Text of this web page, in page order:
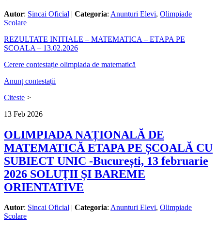
Autor: Sincai Oficial | Categoria: Anunturi Elevi, Olimpiade
Scolare
REZULTATE INITIALE – MATEMATICA – ETAPA PE
SCOALA – 13.02.2026
Cerere contestație olimpiada de matematică
Anunț contestații
Citeste >
13 Feb 2026
OLIMPIADA NAȚIONALĂ DE
MATEMATICĂ ETAPA PE ȘCOALĂ CU
SUBIECT UNIC -București, 13 februarie
2026 SOLUŢII ŞI BAREME
ORIENTATIVE
Autor: Sincai Oficial | Categoria: Anunturi Elevi, Olimpiade
Scolare